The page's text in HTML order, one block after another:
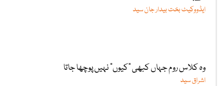
ایڈووکیٹ بخت بیدار جان سید
وہ کلاس روم جہاں کبھی "کیوں” نہیں پوچھا جاتا
اشراق سید